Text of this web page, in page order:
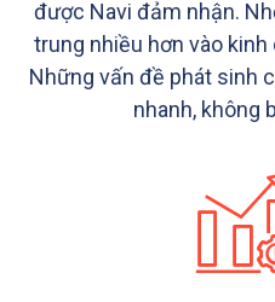
được Navi đảm nhận.
trung nhiều hơn vào kinh
Những vấn đề phát sinh
nhanh, không